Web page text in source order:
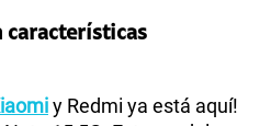
características
y Redmi ya está aquí!